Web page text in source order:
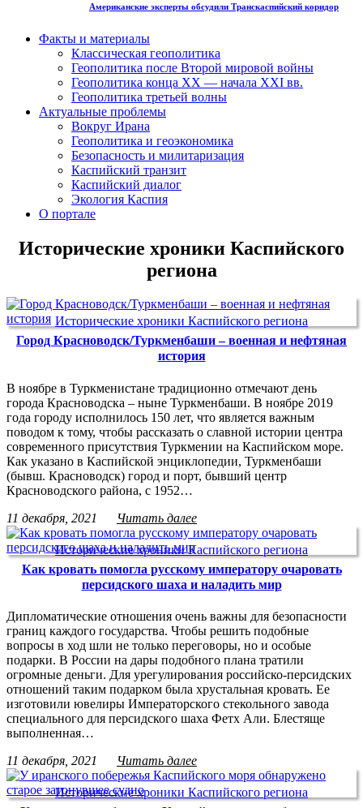
Американские эксперты обсудили Транскаспийский коридор
Факты и материалы
Классическая геополитика
Геополитика после Второй мировой войны
Геополитика конца XX — начала XXI вв.
Геополитика третьей волны
Актуальные проблемы
Вокруг Ирана
Геополитика и геоэкономика
Безопасность и милитаризация
Каспийский транзит
Каспийский диалог
Экология Каспия
О портале
Исторические хроники Каспийского
региона
Исторические хроники Каспийского региона
Город Красноводск/Туркменбаши – военная и нефтяная
история
В ноябре в Туркменистане традиционно отмечают день
города Красноводска – ныне Туркменбаши. В ноябре 2019
года городу исполнилось 150 лет, что является важным
поводом к тому, чтобы рассказать о славной истории центра
современного присутствия Туркмении на Каспийском море.
Как указано в Каспийской энциклопедии, Туркменбаши
(бывш. Красноводск) город и порт, бывший центр
Красноводского района, с 1952…
11 декабря, 2021
Читать далее
Исторические хроники Каспийского региона
Как кровать помогла русскому императору очаровать
персидского шаха и наладить мир
Дипломатические отношения очень важны для безопасности
границ каждого государства. Чтобы решить подобные
вопросы в ход шли не только переговоры, но и особые
подарки. В России на дары подобного плана тратили
огромные деньги. Для урегулирования российско-персидских
отношений таким подарком была хрустальная кровать. Ее
изготовили ювелиры Императорского стекольного завода
специального для персидского шаха Фетх Али. Блестяще
выполненная…
11 декабря, 2021
Читать далее
Исторические хроники Каспийского региона